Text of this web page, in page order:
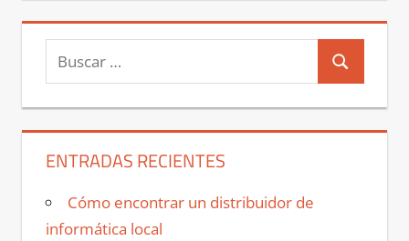
Buscar:
Buscar
ENTRADAS RECIENTES
Cómo encontrar un distribuidor de
informática local